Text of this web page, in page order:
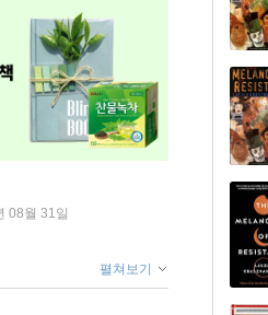
08월 31일
펼쳐보기